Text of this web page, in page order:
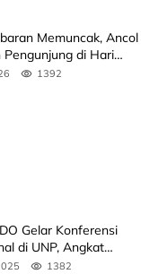
Memuncak, Ancol
Pengunjung di Hari
1392
Gelar Konferensi
di UNP, Angkat
Vokasi,
1382